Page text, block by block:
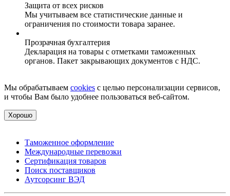
Защита от всех рисков
Мы учитываем все статистические данные и
ограничения по стоимости товара заранее.
Прозрачная бухгалтерия
Декларация на товары с отметками таможенных
органов. Пакет закрывающих документов с НДС.
Мы обрабатываем cookies с целью персонализации сервисов,
и чтобы Вам было удобнее пользоваться веб-сайтом.
Хорошо
Таможенное оформление
Международные перевозки
Сертификация товаров
Поиск поставщиков
Аутсорсинг ВЭД